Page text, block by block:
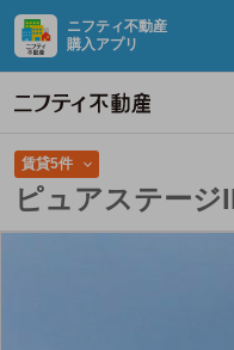
ニフティ不動産
購入アプリ
賃貸5件
ピュアステージ